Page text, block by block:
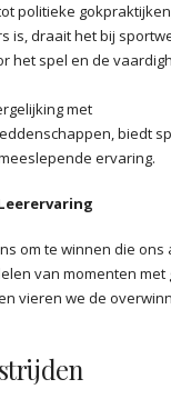
politieke
is, draait het bij
het spel en de
met
biedt
ervaring.
om te winnen die
van momenten met
vieren we de